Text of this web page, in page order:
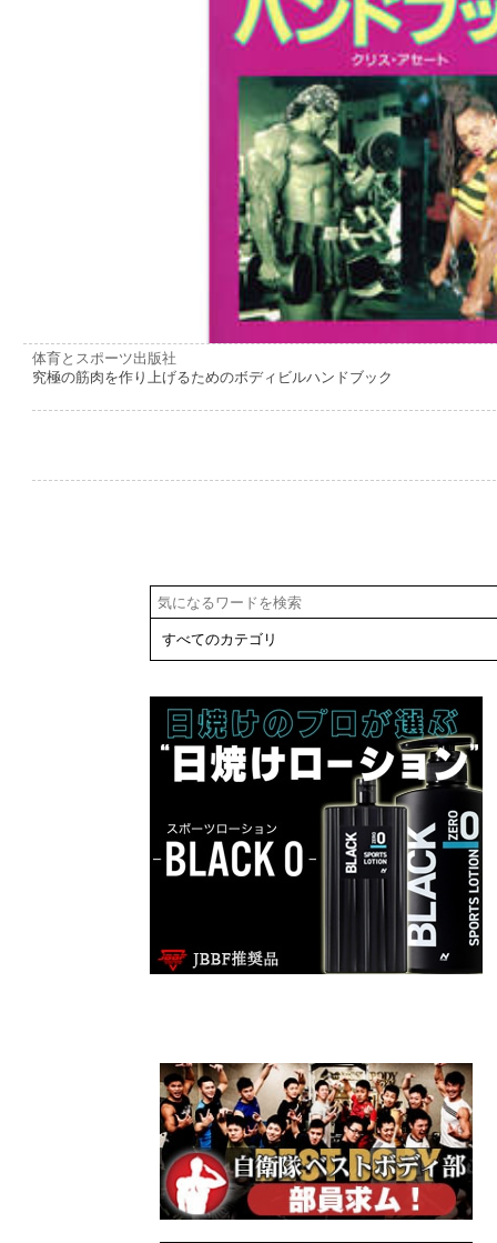
体育とスポーツ出版社
究極の筋肉を作り上げるためのボディビルハンドブック